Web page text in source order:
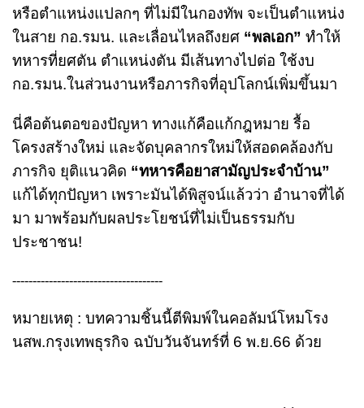
หรือตำแหน่งแปลกๆ ที่ไม่มีในกองทัพ จะเป็นตำแหน่ง
ในสาย กอ.รมน. และเลื่อนไหลถึงยศ “พลเอก” ทำให้
ทหารที่ยศตัน ตำแหน่งตัน มีเส้นทางไปต่อ ใช้งบ
กอ.รมน.ในส่วนงานหรือภารกิจที่อุปโลกน์เพิ่มขึ้นมา
นี่คือต้นตอของปัญหา ทางแก้คือแก้กฎหมาย รื้อ
โครงสร้างใหม่ และจัดบุคลากรใหม่ให้สอดคล้องกับ
ภารกิจ ยุติแนวคิด “ทหารคือยาสามัญประจำบ้าน”
แก้ได้ทุกปัญหา เพราะมันได้พิสูจน์แล้วว่า อำนาจที่ได้
มา มาพร้อมกับผลประโยชน์ที่ไม่เป็นธรรมกับ
ประชาชน!
-------------------------------------
หมายเหตุ : บทความชิ้นนี้ตีพิมพ์ในคอลัมน์โหมโรง
นสพ.กรุงเทพธุรกิจ ฉบับวันจันทร์ที่ 6 พ.ย.66 ด้วย